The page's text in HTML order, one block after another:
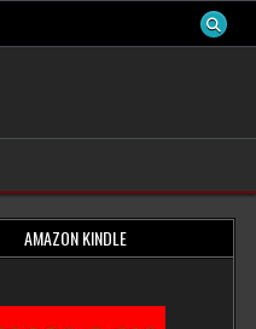
AMAZON KINDLE